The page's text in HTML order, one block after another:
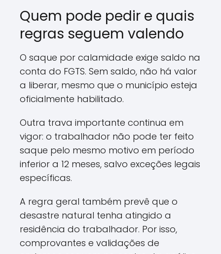
Quem pode pedir e quais
regras seguem valendo
O saque por calamidade exige saldo na
conta do FGTS. Sem saldo, não há valor
a liberar, mesmo que o município esteja
oficialmente habilitado.
Outra trava importante continua em
vigor: o trabalhador não pode ter feito
saque pelo mesmo motivo em período
inferior a 12 meses, salvo exceções legais
específicas.
A regra geral também prevê que o
desastre natural tenha atingido a
residência do trabalhador. Por isso,
comprovantes e validações de